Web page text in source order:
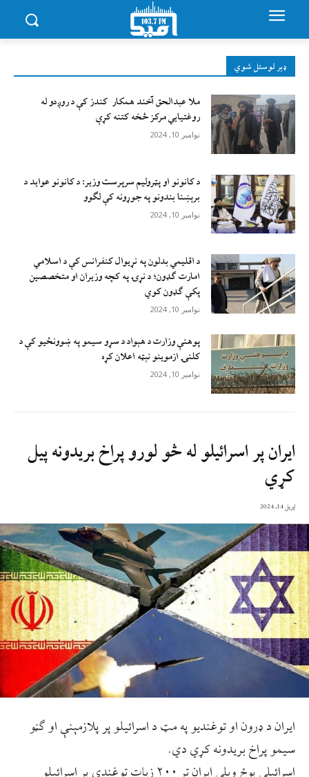
ډېر لوستل شوي
ملا عبدالحق آخند همکار کندز کې د روږدو له
روغتیایي مرکز څخه کتنه کړې
نوامبر 10, 2024
د کانونو او پټرولیم سرپرست وزیر: د کانونو عواید د
برېښنا بندونو په جوړونه کې لګوو
نوامبر 10, 2024
د اقليمي بدلون په نړيوال کنفرانس کې د اسلامي
امارت ګډون؛ د نړۍ په کچه وزيران او متخصصين
پکې ګډون کوي
نوامبر 10, 2024
پوهنې وزارت د هېواد د سړو سيمو په ښوونځيو کې د
کلنۍ ازموينو نېټه اعلان کړه
نوامبر 10, 2024
ایران پر اسرائیلو له څو لورو پراخ بریدونه پیل
کړي
اپریل 14, 2024
ایران د ډرون او توغندیو په مټ د اسرائیلو پر پلازمېنې او ګڼو
سیمو پراخ بریدونه کړي دي.